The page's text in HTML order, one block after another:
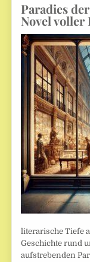
Paradies
Novel voller
literarische Tiefe
Geschichte rund
aufstrebenden